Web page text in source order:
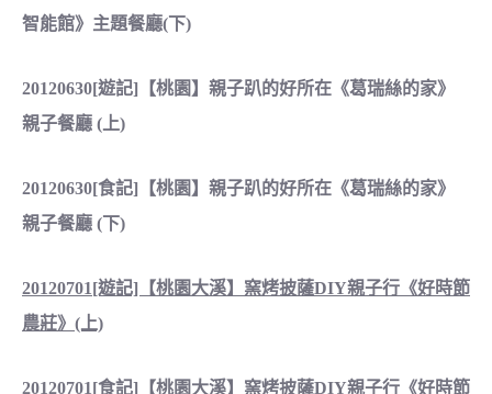
智能館》主題餐廳(下)
20120630[遊記]【桃園】親子趴的好所在《葛瑞絲的家》
親子餐廳 (上)
20120630[食記]【桃園】親子趴的好所在《葛瑞絲的家》
親子餐廳 (下)
20120701[遊記]【桃園大溪】窯烤披薩DIY親子行《好時節
農莊》(上)
20120701[食記]【桃園大溪】窯烤披薩DIY親子行《好時節